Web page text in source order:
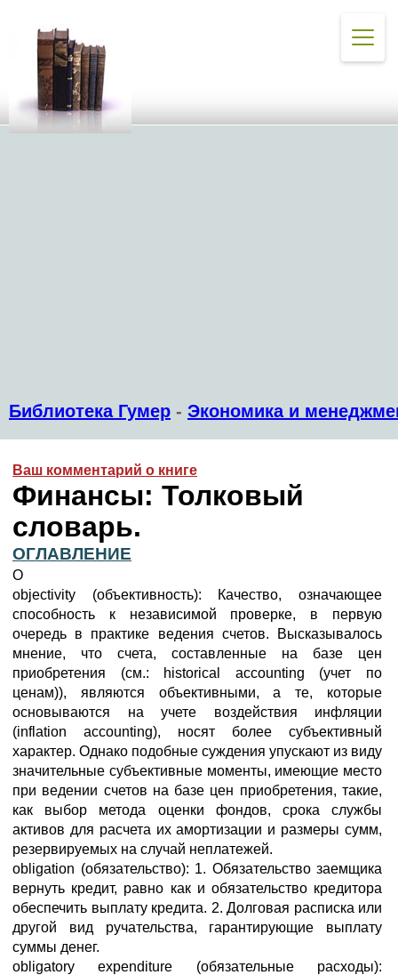
Библиотека Гумер - Экономика и
Ваш комментарий о книге
Финансы: Толковый
словарь.
ОГЛАВЛЕНИЕ
O
objectivity (объективность): Качество, означающее
способность к независимой проверке, в первую
очередь в практике ведения счетов. Высказывалось
мнение, что счета, составленные на базе цен
приобретения (см.: historical accounting (учет по
ценам)), являются объективными, а те, которые
основываются на учете воздействия инфляции
(inflation accounting), носят более субъективный
характер. Однако подобные суждения упускают из виду
значительные субъективные моменты, имеющие место
при ведении счетов на базе цен приобретения, такие,
как выбор метода оценки фондов, срока службы
активов для расчета их амортизации и размеры сумм,
резервируемых на случай неплатежей.
obligation (обязательство): 1. Обязательство заемщика
вернуть кредит, равно как и обязательство кредитора
обеспечить выплату кредита. 2. Долговая расписка или
другой вид ручательства, гарантирующие выплату
суммы денег.
obligatory expenditure (обязательные расходы):